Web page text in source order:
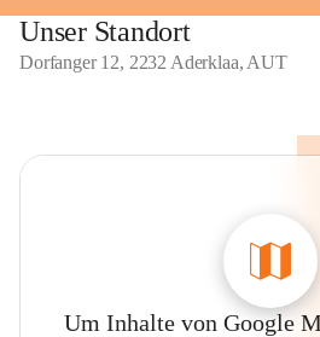
Unser Standort
Dorfanger 12, 2232 Aderklaa, AUT
Um Inhalte von Google